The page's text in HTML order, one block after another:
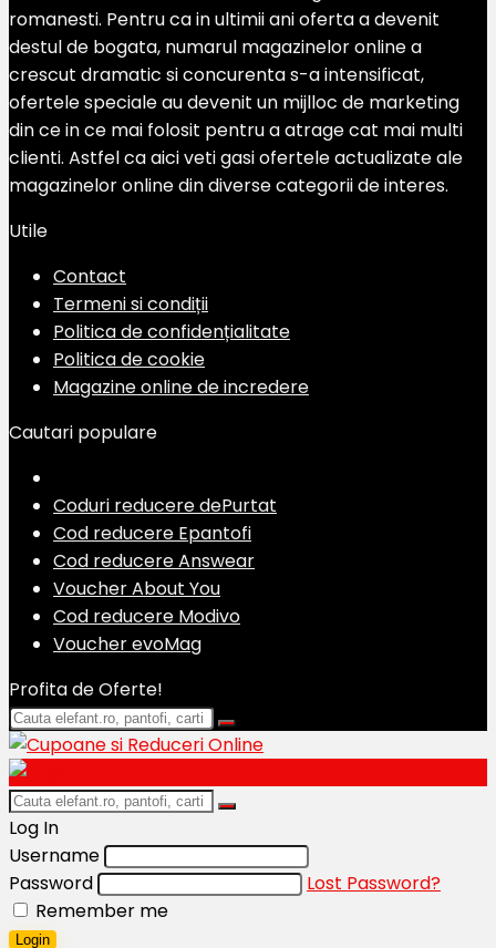
romanesti. Pentru ca in ultimii ani oferta a devenit
destul de bogata, numarul magazinelor online a
crescut dramatic si concurenta s-a intensificat,
ofertele speciale au devenit un mijlloc de marketing
din ce in ce mai folosit pentru a atrage cat mai multi
clienti. Astfel ca aici veti gasi ofertele actualizate ale
magazinelor online din diverse categorii de interes.
Utile
Contact
Termeni si condiții
Politica de confidențialitate
Politica de cookie
Magazine online de incredere
Cautari populare
Coduri reducere dePurtat
Cod reducere Epantofi
Cod reducere Answear
Voucher About You
Cod reducere Modivo
Voucher evoMag
Profita de Oferte!
Log In
Username
Password
Lost Password?
Remember me
Login